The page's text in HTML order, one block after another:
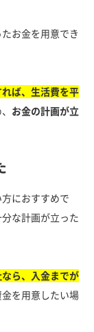
お金を用意でき
ば、生活費を平
お金の計画が立
におすすめで
な計画が立った
ら、入金までが
を用意したい場